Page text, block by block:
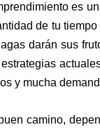
es
de tu
darán sus
y mucha
camino,